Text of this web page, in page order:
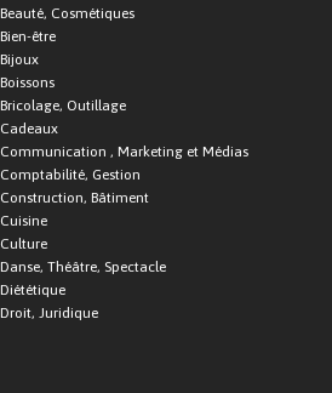
Beauté, Cosmétiques
Bien-être
Bijoux
Boissons
Bricolage, Outillage
Cadeaux
Communication , Marketing et Médias
Comptabilité, Gestion
Construction, Bâtiment
Cuisine
Culture
Danse, Théâtre, Spectacle
Diététique
Droit, Juridique